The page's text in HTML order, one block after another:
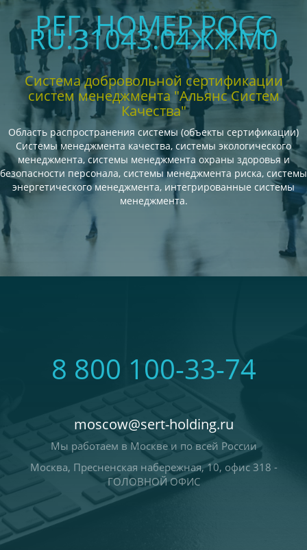
РЕГ. НОМЕР РОСС
RU.З1043.04ЖЖМ0
Система добровольной сертификации
систем менеджмента "Альянс Систем
Качества"
Область распространения системы (объекты сертификации)
Системы менеджмента качества, системы экологического
менеджмента, системы менеджмента охраны здоровья и
безопасности персонала, системы менеджмента риска, системы
энергетического менеджмента, интегрированные системы
менеджмента.
8 800 100-33-74
moscow@sert-holding.ru
Мы работаем в Москве и по всей России
Москва, Пресненская набережная, 10, офис 318 -
ГОЛОВНОЙ ОФИС